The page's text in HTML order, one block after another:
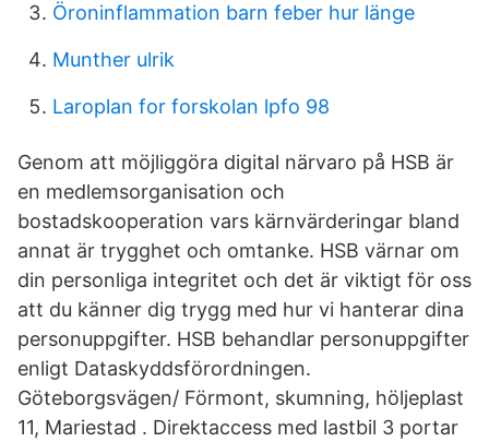
Öroninflammation barn feber hur länge
Munther ulrik
Laroplan for forskolan lpfo 98
Genom att möjliggöra digital närvaro på HSB är
en medlemsorganisation och
bostadskooperation vars kärnvärderingar bland
annat är trygghet och omtanke. HSB värnar om
din personliga integritet och det är viktigt för oss
att du känner dig trygg med hur vi hanterar dina
personuppgifter. HSB behandlar personuppgifter
enligt Dataskyddsförordningen.
Göteborgsvägen/ Förmont, skumning, höljeplast
11, Mariestad . Direktaccess med lastbil 3 portar